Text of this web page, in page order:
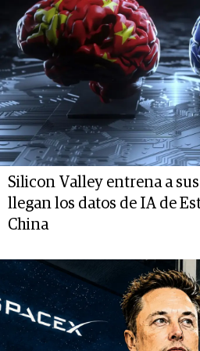
Silicon Valley entrena a
llegan los datos de IA de
China